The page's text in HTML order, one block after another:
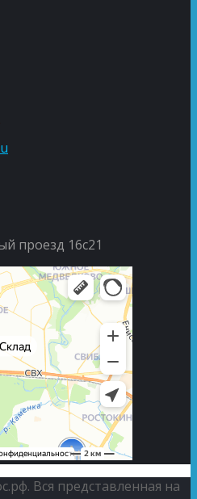
проезд 16с21
Вся представленная на